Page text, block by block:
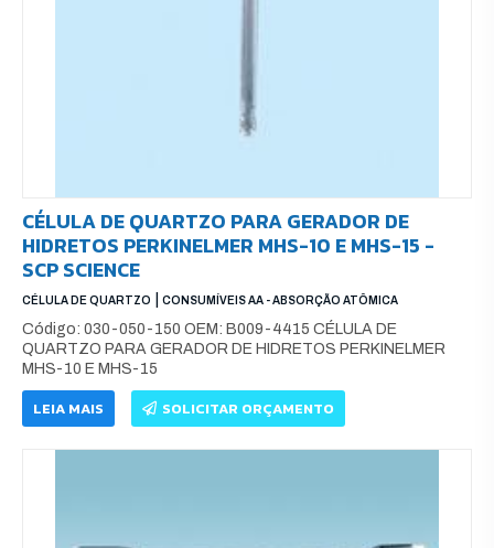
CÉLULA DE QUARTZO PARA GERADOR DE
HIDRETOS PERKINELMER MHS-10 E MHS-15 -
SCP SCIENCE
CÉLULA DE QUARTZO CONSUMÍVEIS AA - ABSORÇÃO ATÔMICA
Código: 030-050-150 OEM: B009-4415 CÉLULA DE
QUARTZO PARA GERADOR DE HIDRETOS PERKINELMER
MHS-10 E MHS-15
LEIA MAIS SOLICITAR ORÇAMENTO